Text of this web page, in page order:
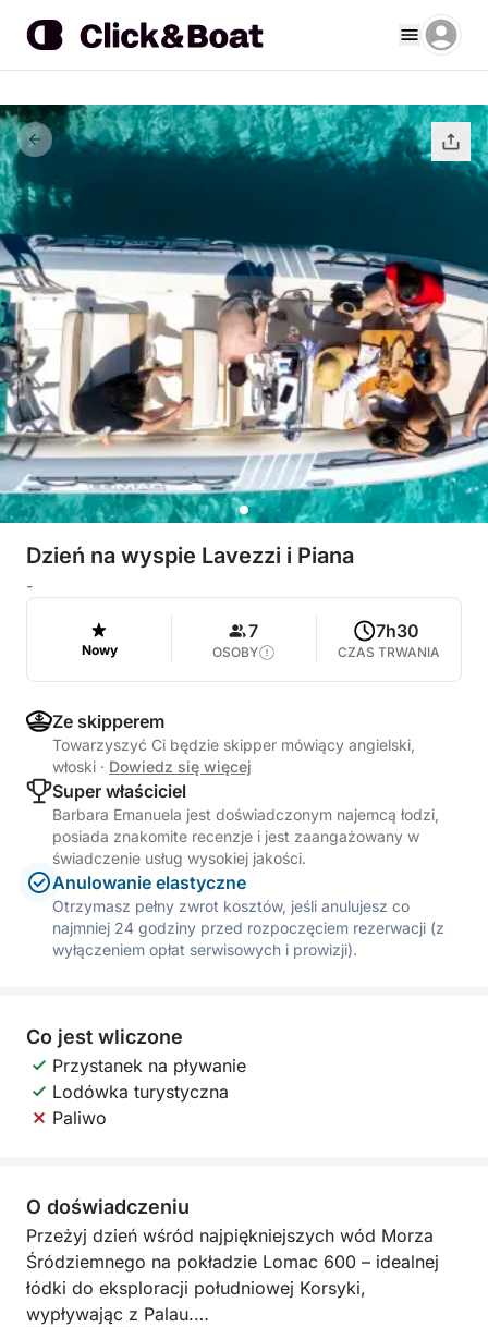
Dzień na wyspie Lavezzi i Piana
-
Nowy
7
OSOBY
7h30
CZAS TRWANIA
Ze skipperem
Towarzyszyć Ci będzie skipper mówiący angielski,
włoski · Dowiedz się więcej
Super właściciel
Barbara Emanuela jest doświadczonym najemcą łodzi,
posiada znakomite recenzje i jest zaangażowany w
świadczenie usług wysokiej jakości.
Anulowanie elastyczne
Otrzymasz pełny zwrot kosztów, jeśli anulujesz co
najmniej 24 godziny przed rozpoczęciem rezerwacji (z
wyłączeniem opłat serwisowych i prowizji).
Co jest wliczone
Przystanek na pływanie
Lodówka turystyczna
Paliwo
O doświadczeniu
Przeżyj dzień wśród najpiękniejszych wód Morza
Śródziemnego na pokładzie Lomac 600 – idealnej
łódki do eksploracji południowej Korsyki,
wypływając z Palau.